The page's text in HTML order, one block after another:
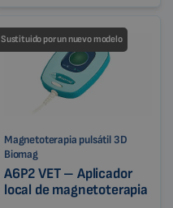
Sustituido por un nuevo modelo
Magnetoterapia pulsátil 3D
Biomag
A6P2 VET – Aplicador
local de magnetoterapia